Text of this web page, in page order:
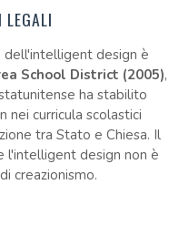
dell'intelligent design è
School District (2005),
ha stabilito
nei curricula scolastici
tra Stato e Chiesa. Il
l'intelligent design non è
creazionismo.